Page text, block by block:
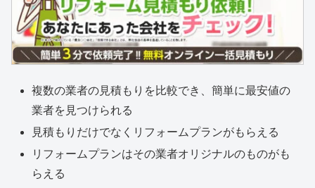
複数の業者の見積もりを比較でき、簡単に最安値の
業者を見つけられる
見積もりだけでなくリフォームプランがもらえる
リフォームプランはその業者オリジナルのものがも
らえる